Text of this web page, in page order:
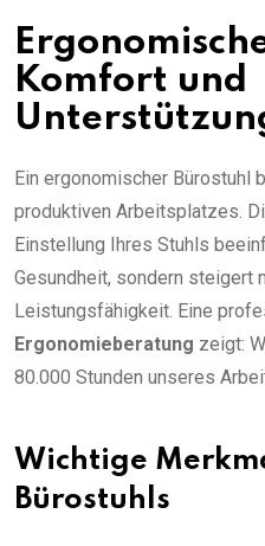
Komfort und
Ein ergonomischer Bürostuhl
produktiven Arbeitsplatzes.
Einstellung Ihres Stuhls
Gesundheit, sondern steigert
Leistungsfähigkeit. Eine
Ergonomieberatung zeigt:
80.000 Stunden unseres
Wichtige
Bürostuhls